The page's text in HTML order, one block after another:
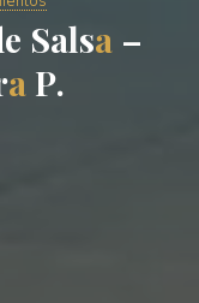
e Salsa –
a P.